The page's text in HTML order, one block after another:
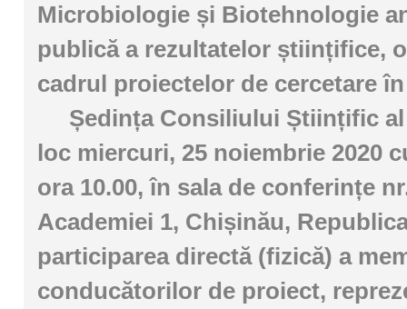
Microbiologie și Biotehnologie
publică a rezultatelor științifice,
cadrul proiectelor de cercetare în
Ședința Consiliului Științific al
loc miercuri, 25 noiembrie 2020
ora 10.00, în sala de conferințe
Academiei 1, Chișinău,
participarea directă (fizică) a
conducătorilor de proiect,